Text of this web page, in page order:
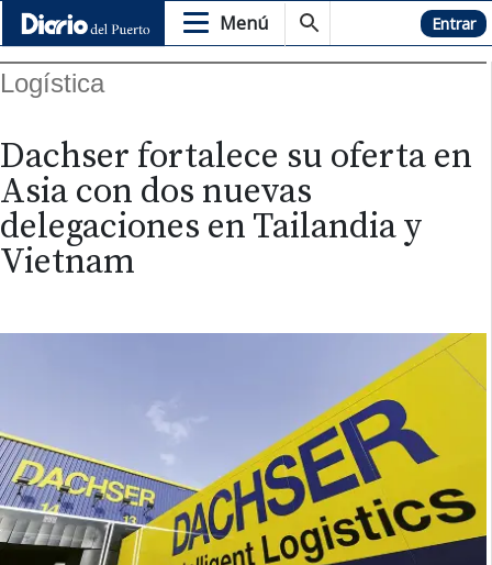
Menú Hemeroteca Entrar
Logística
Dachser fortalece su oferta en
Asia con dos nuevas
delegaciones en Tailandia y
Vietnam